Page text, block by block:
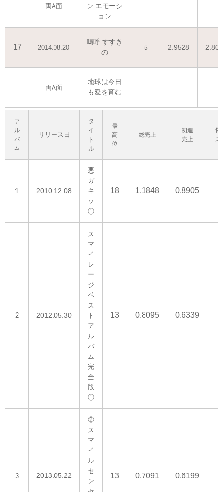
両A面
ン エモーシ
ョン
17 2014.08.20
嗚呼 すすき
の
5 2.9528
両A面
地球は今日
も愛を育む
ア
ル
バ
ム
リリース日
タ
イ
ト
ル
最
高
位
総売上
初週
売上
１ 2010.12.08
悪
ガ
キ
ッ
①
18 1.1848 0.8905
2 2012.05.30
ス
マ
イ
レ
ー
ジ
ベ
ス
ト
ア
ル
バ
ム
完
全
版
①
13 0.8095 0.6339
3 2013.05.22
②
ス
マ
イ
ル
セ
ン
13 0.7091 0.6199